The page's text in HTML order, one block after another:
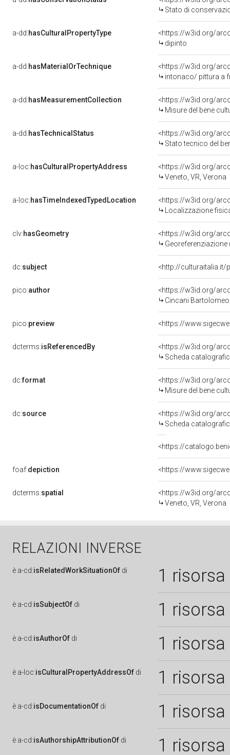
Stato di
a-dd:hasCulturalPropertyType
<https://w3id.org/
dipinto
a-dd:hasMaterialOrTechnique
<https://w3id.org/
intonaco/ pittura a
a-dd:hasMeasurementCollection
<https://w3id.org/
Misure del bene
a-dd:hasTechnicalStatus
<https://w3id.org/
Stato tecnico del
a-loc:hasCulturalPropertyAddress
<https://w3id.org/
Veneto, VR, Verona
a-loc:hasTimeIndexedTypedLocation
<https://w3id.org/
Localizzazione
clv:hasGeometry
<https://w3id.org/
dc:subject <http://culturaitalia.it/
pico:author
<https://w3id.org/
Cincani
pico:preview
dcterms:isReferencedBy
<https://w3id.org/
Scheda
dc:format
<https://w3id.org/
Misure del bene
dc:source
<https://w3id.org/
Scheda
<https://
foaf:depiction
dcterms:spatial
<https://w3id.org/
Veneto, VR, Verona
RELAZIONI INVERSE
è a-cd:isRelatedWorkSituationOf di 1 risorsa
è a-cd:isSubjectOf di 1 risorsa
è a-cd:isAuthorOf di 1 risorsa
è a-loc:isCulturalPropertyAddressOf di 1 risorsa
è a-cd:isDocumentationOf di 1 risorsa
è a-cd:isAuthorshipAttributionOf di 1 risorsa